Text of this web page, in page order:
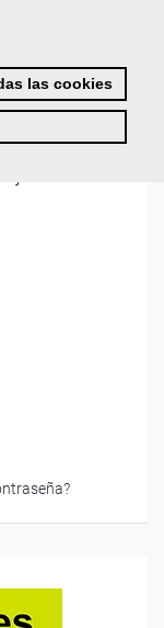
las cookies
, indicando